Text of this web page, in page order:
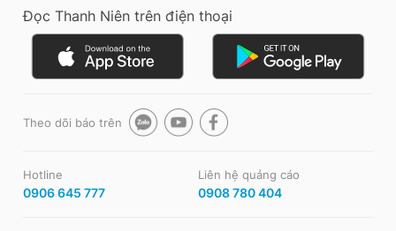
Đọc Thanh Niên trên điện thoại
Theo dõi báo trên
Hotline
0906 645 777
Liên hệ quảng cáo
0908 780 404